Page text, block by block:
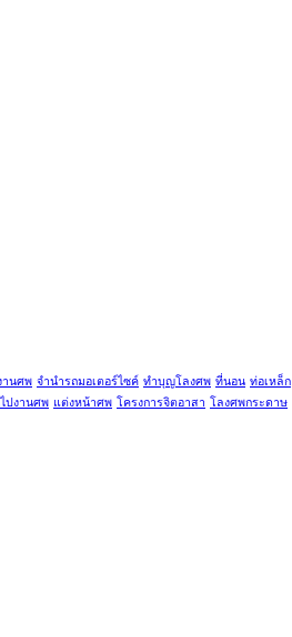
านศพ จำนำรถมอเตอร์ไซค์ ทำบุญโลงศพ ที่นอน ท่อเหล็ก
ปงานศพ แต่งหน้าศพ โครงการจิตอาสา โลงศพกระดาษ